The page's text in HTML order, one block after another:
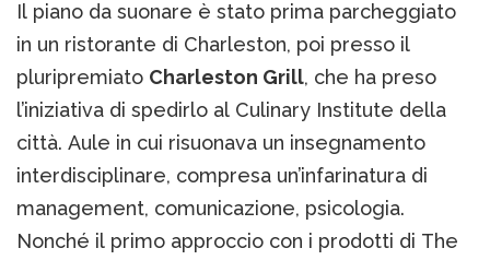
Il piano da suonare è stato prima parcheggiato
in un ristorante di Charleston, poi presso il
pluripremiato Charleston Grill, che ha preso
l’iniziativa di spedirlo al Culinary Institute della
città. Aule in cui risuonava un insegnamento
interdisciplinare, compresa un’infarinatura di
management, comunicazione, psicologia.
Nonché il primo approccio con i prodotti di The